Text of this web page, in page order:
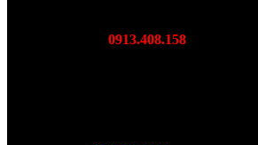
0913.408.158